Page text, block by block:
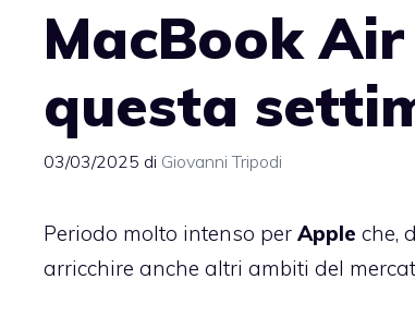
MacBook
questa
03/03/2025 di Giovanni Tripodi
Periodo molto intenso per Apple che,
arricchire anche altri ambiti del